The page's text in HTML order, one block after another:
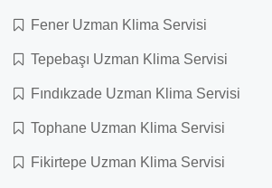
Fener Uzman Klima Servisi
Tepebaşı Uzman Klima Servisi
Fındıkzade Uzman Klima Servisi
Tophane Uzman Klima Servisi
Fikirtepe Uzman Klima Servisi